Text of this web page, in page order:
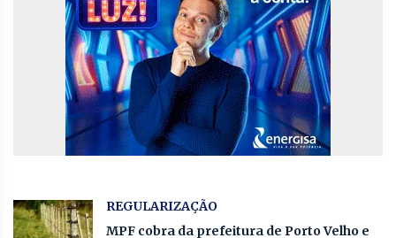
REGULARIZAÇÃO
MPF cobra da prefeitura de Porto Velho e